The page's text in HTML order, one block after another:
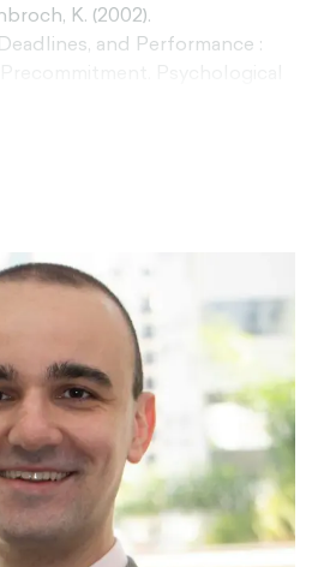
K. (2002).
and Performance :
about want/should conflicts
making. Perspectives on
3(4), 324-338.
Quelle est la fiabilité de
TED : Des idées qui
diffusées.
bavardage : La voix dans notre
Vermillon.
Co-Rumination in the
and Boys. Child
73(6), 1830-43.